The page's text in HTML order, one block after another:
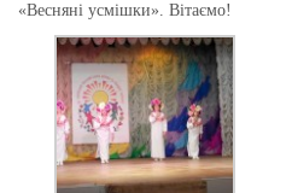
«Весняні усмішки». Вітаємо!